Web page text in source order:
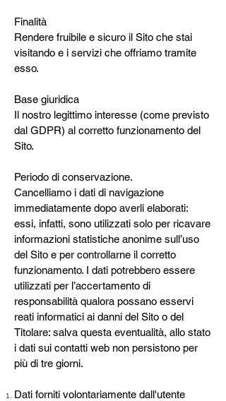
Finalità
Rendere fruibile e sicuro il Sito che stai
visitando e i servizi che offriamo tramite
esso.
Base giuridica
Il nostro legittimo interesse (come previsto
dal GDPR) al corretto funzionamento del
Sito.
Periodo di conservazione.
Cancelliamo i dati di navigazione
immediatamente dopo averli elaborati:
essi, infatti, sono utilizzati solo per ricavare
informazioni statistiche anonime sull’uso
del Sito e per controllarne il corretto
funzionamento. I dati potrebbero essere
utilizzati per l’accertamento di
responsabilità qualora possano esservi
reati informatici ai danni del Sito o del
Titolare: salva questa eventualità, allo stato
i dati sui contatti web non persistono per
più di tre giorni.
Dati forniti volontariamente dall'utente